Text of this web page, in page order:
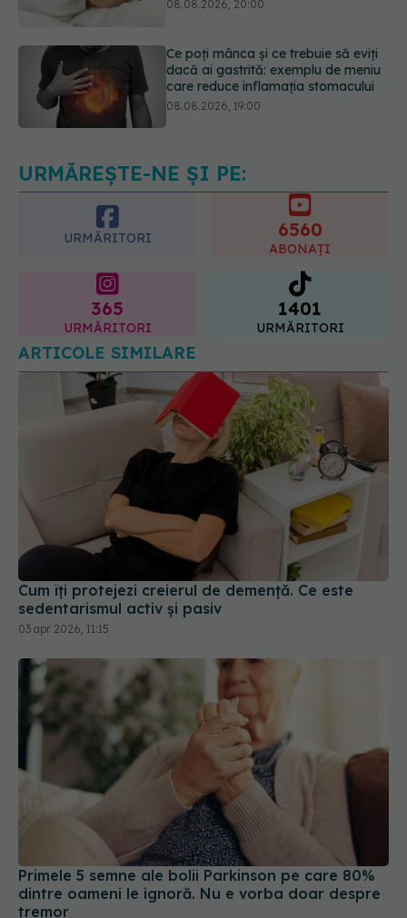
dacă ai gastrită: exemplu de meniu
Secretul ciocolatei perfecte a fost
descoperit. Nu se află în rețetă
URMĂREȘTE-NE ȘI PE:
URMĂRITORI 6560
ABONAȚI
365
URMĂRITORI
1401
URMĂRITORI
ARTICOLE SIMILARE
Cum îți protejezi creierul de demență. Ce este
sedentarismul activ și pasiv
03 apr 2026, 11:15
Primele 5 semne ale bolii Parkinson pe care 80%
dintre oameni le ignoră. Nu e vorba doar despre
tremor